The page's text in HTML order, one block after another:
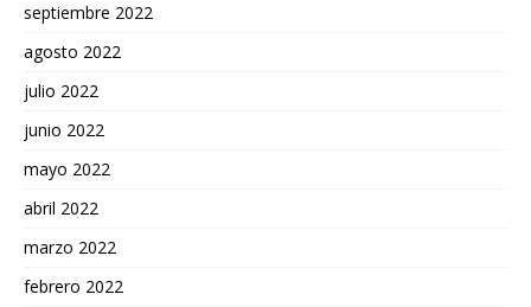
septiembre 2022
agosto 2022
julio 2022
junio 2022
mayo 2022
abril 2022
marzo 2022
febrero 2022